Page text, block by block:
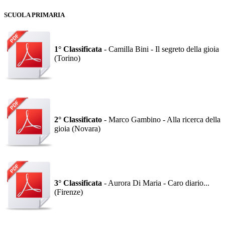
SCUOLA PRIMARIA
1° Classificata - Camilla Bini - Il segreto della gioia
(Torino)
2° Classificato - Marco Gambino - Alla ricerca della
gioia (Novara)
3° Classificata - Aurora Di Maria - Caro diario...
(Firenze)